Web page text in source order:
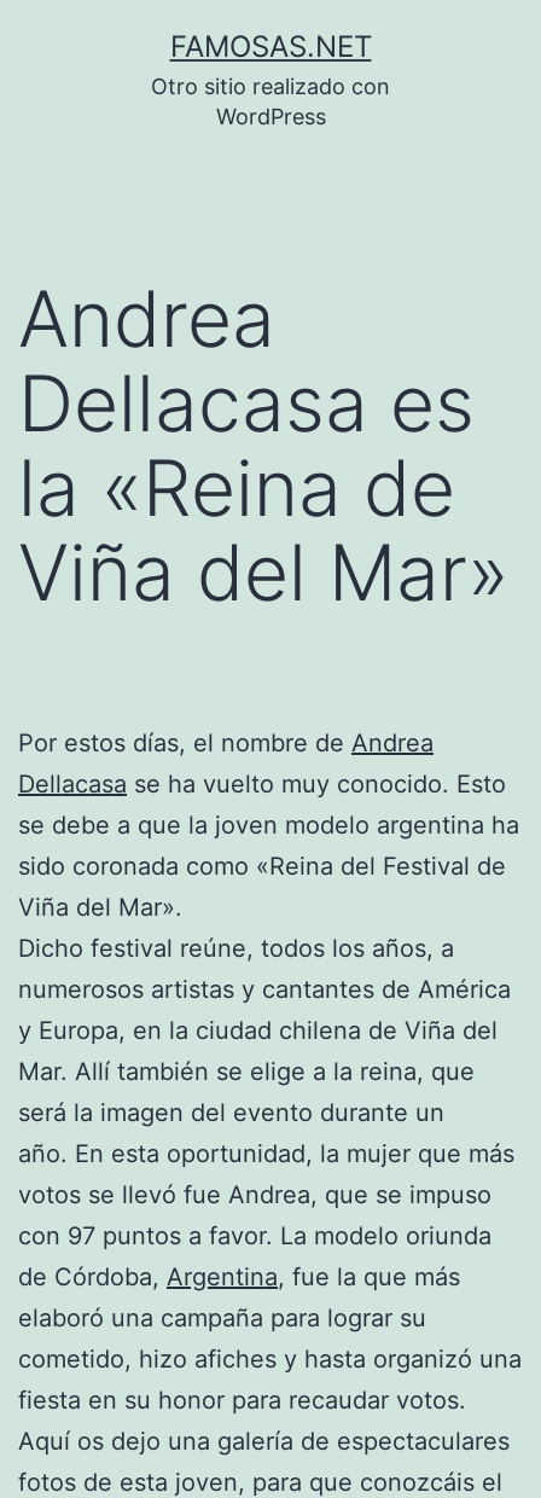
FAMOSAS.NET
Otro sitio realizado con
WordPress
Andrea
Dellacasa es
la «Reina de
Viña del Mar»
Por estos días, el nombre de Andrea
Dellacasa se ha vuelto muy conocido. Esto
se debe a que la joven modelo argentina ha
sido coronada como «Reina del Festival de
Viña del Mar».
Dicho festival reúne, todos los años, a
numerosos artistas y cantantes de América
y Europa, en la ciudad chilena de Viña del
Mar. Allí también se elige a la reina, que
será la imagen del evento durante un
año. En esta oportunidad, la mujer que más
votos se llevó fue Andrea, que se impuso
con 97 puntos a favor. La modelo oriunda
de Córdoba, Argentina, fue la que más
elaboró una campaña para lograr su
cometido, hizo afiches y hasta organizó una
fiesta en su honor para recaudar votos.
Aquí os dejo una galería de espectaculares
fotos de esta joven, para que conozcáis el